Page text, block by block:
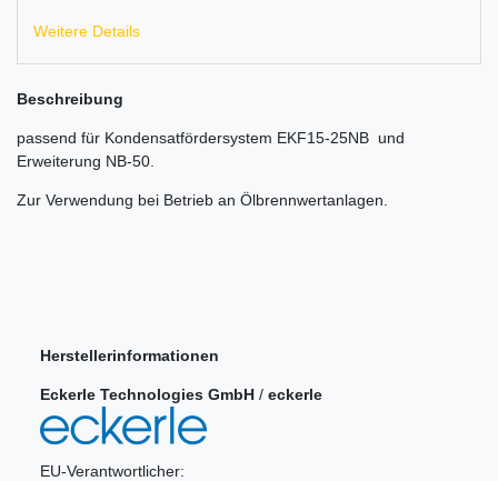
Weitere Details
Beschreibung
passend für Kondensatfördersystem EKF15-25NB und
Erweiterung NB-50.
Zur Verwendung bei Betrieb an Ölbrennwertanlagen.
Herstellerinformationen
Eckerle Technologies GmbH / eckerle
EU-Verantwortlicher: